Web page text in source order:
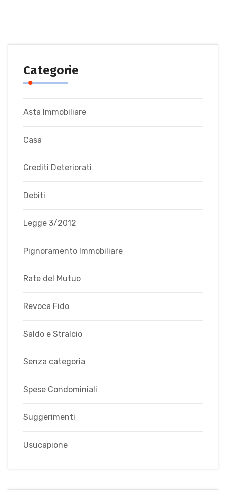
Categorie
Asta Immobiliare
Casa
Crediti Deteriorati
Debiti
Legge 3/2012
Pignoramento Immobiliare
Rate del Mutuo
Revoca Fido
Saldo e Stralcio
Senza categoria
Spese Condominiali
Suggerimenti
Usucapione